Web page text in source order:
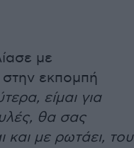
με
εκπομπή
είμαι για
θα σας
με ρωτάει, του